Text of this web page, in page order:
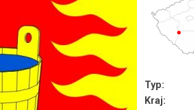
Typ:
Kraj: